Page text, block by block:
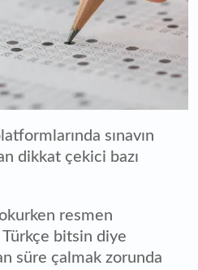
sınavın
dikkat çekici bazı
resmen
bitsin diye
süre çalmak zorunda